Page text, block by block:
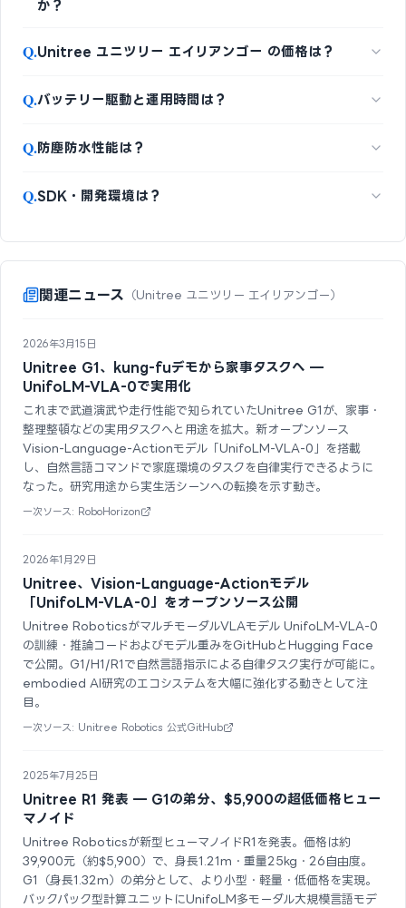
か？
Q.Unitree ユニツリー エイリアンゴー の価格は？
Q.バッテリー駆動と運用時間は？
Q.防塵防水性能は？
Q.SDK・開発環境は？
関連ニュース （Unitree ユニツリー エイリアンゴー）
2026年3月15日
Unitree G1、kung-fuデモから家事タスクへ —
UnifoLM-VLA-0で実用化
これまで武道演武や走行性能で知られていたUnitree G1が、家事・
整理整頓などの実用タスクへと用途を拡大。新オープンソース
Vision-Language-Actionモデル「UnifoLM-VLA-0」を搭載
し、自然言語コマンドで家庭環境のタスクを自律実行できるように
なった。研究用途から実生活シーンへの転換を示す動き。
一次ソース: RoboHorizon
2026年1月29日
Unitree、Vision-Language-Actionモデル
「UnifoLM-VLA-0」をオープンソース公開
Unitree RoboticsがマルチモーダルVLAモデル UnifoLM-VLA-0
の訓練・推論コードおよびモデル重みをGitHubとHugging Face
で公開。G1/H1/R1で自然言語指示による自律タスク実行が可能に。
embodied AI研究のエコシステムを大幅に強化する動きとして注
目。
一次ソース: Unitree Robotics 公式GitHub
2025年7月25日
Unitree R1 発表 — G1の弟分、$5,900の超低価格ヒュー
マノイド
Unitree Roboticsが新型ヒューマノイドR1を発表。価格は約
39,900元（約$5,900）で、身長1.21m・重量25kg・26自由度。
G1（身長1.32m）の弟分として、より小型・軽量・低価格を実現。
バックパック型計算ユニットにUnifoLM多モーダル大規模言語モデ